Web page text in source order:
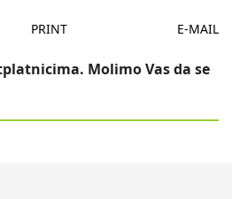
PRINT E-MAIL
Molimo Vas da se